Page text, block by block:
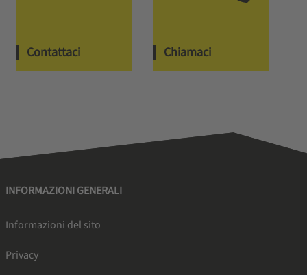
Contattaci Chiamaci
INFORMAZIONI GENERALI
Informazioni del sito
Privacy